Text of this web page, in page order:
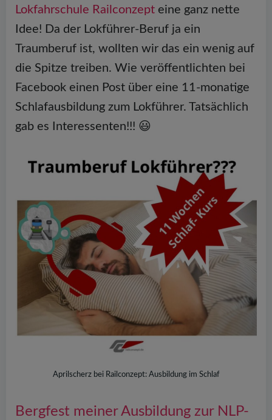
Lokfahrschule Railconzept eine ganz nette
Idee! Da der Lokführer-Beruf ja ein
Traumberuf ist, wollten wir das ein wenig auf
die Spitze treiben. Wie veröffentlichten bei
Facebook einen Post über eine 11-monatige
Schlafausbildung zum Lokführer. Tatsächlich
gab es Interessenten!!! 😃
Aprilscherz bei Railconzept: Ausbildung im Schlaf
Bergfest meiner Ausbildung zur NLP-